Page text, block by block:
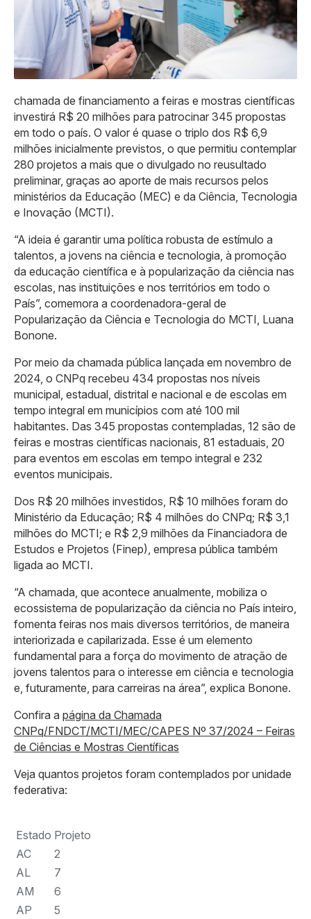
chamada de financiamento a feiras e mostras científicas
investirá R$ 20 milhões para patrocinar 345 propostas
em todo o país. O valor é quase o triplo dos R$ 6,9
milhões inicialmente previstos, o que permitiu contemplar
280 projetos a mais que o divulgado no reusultado
preliminar, graças ao aporte de mais recursos pelos
ministérios da Educação (MEC) e da Ciência, Tecnologia
e Inovação (MCTI).
“A ideia é garantir uma política robusta de estímulo a
talentos, a jovens na ciência e tecnologia, à promoção
da educação científica e à popularização da ciência nas
escolas, nas instituições e nos territórios em todo o
País”, comemora a coordenadora-geral de
Popularização da Ciência e Tecnologia do MCTI, Luana
Bonone.
Por meio da chamada pública lançada em novembro de
2024, o CNPq recebeu 434 propostas nos níveis
municipal, estadual, distrital e nacional e de escolas em
tempo integral em municípios com até 100 mil
habitantes. Das 345 propostas contempladas, 12 são de
feiras e mostras científicas nacionais, 81 estaduais, 20
para eventos em escolas em tempo integral e 232
eventos municipais.
Dos R$ 20 milhões investidos, R$ 10 milhões foram do
Ministério da Educação; R$ 4 milhões do CNPq; R$ 3,1
milhões do MCTI; e R$ 2,9 milhões da Financiadora de
Estudos e Projetos (Finep), empresa pública também
ligada ao MCTI.
“A chamada, que acontece anualmente, mobiliza o
ecossistema de popularização da ciência no País inteiro,
fomenta feiras nos mais diversos territórios, de maneira
interiorizada e capilarizada. Esse é um elemento
fundamental para a força do movimento de atração de
jovens talentos para o interesse em ciência e tecnologia
e, futuramente, para carreiras na área”, explica Bonone.
Confira a página da Chamada
CNPq/FNDCT/MCTI/MEC/CAPES Nº 37/2024 – Feiras
de Ciências e Mostras Científicas
Veja quantos projetos foram contemplados por unidade
federativa:
Estado Projeto
AC
2
AL
7
AM
6
AP
5